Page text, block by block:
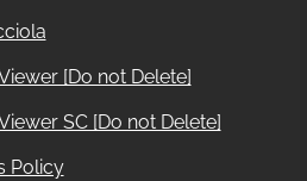
[Do not Delete]
SC [Do not Delete]
Policy